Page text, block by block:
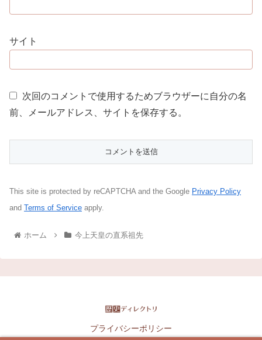
サイト
次回のコメントで使用するためブラウザーに自分の名
前、メールアドレス、サイトを保存する。
This site is protected by reCAPTCHA and the Google Privacy Policy
and Terms of Service apply.
ホーム 今上天皇の直系祖先
プライバシーポリシー